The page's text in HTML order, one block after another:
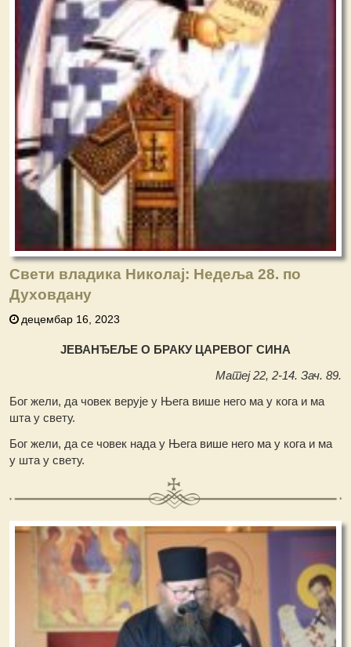
Свети владика Николај: Недеља 28. по
Духовдану
децембар 16, 2023
ЈЕВАНЂЕЉЕ О БРАКУ ЦАРЕВОГ СИНА
Матеј 22, 2-14. Зач. 89.
Бог жели, да човек верује у Њега више него ма у кога и ма
шта у свету.
Бог жели, да се човек нада у Њега више него ма у кога и ма
у шта у свету.